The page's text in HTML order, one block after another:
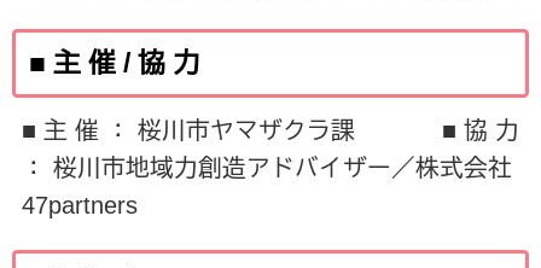
■ 主 催 / 協 力
■ 主 催 ： 桜川市ヤマザクラ課 ■ 協 力
： 桜川市地域力創造アドバイザー／株式会社
47partners